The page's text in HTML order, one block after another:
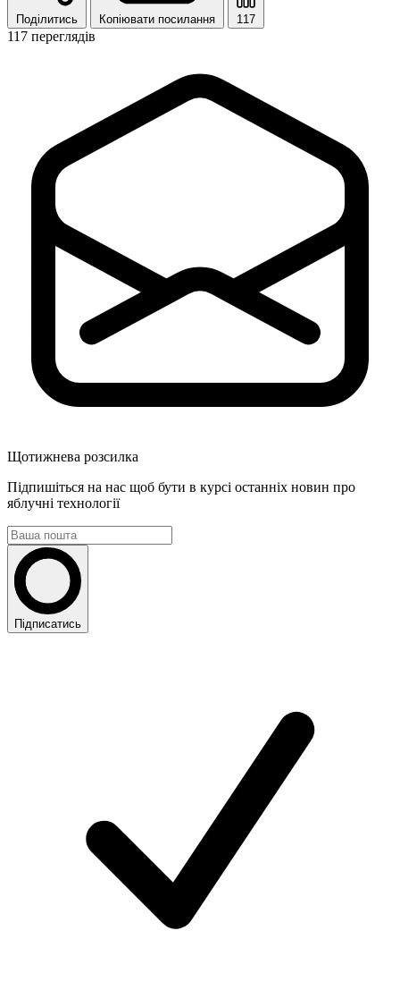
Поділитись Копіювати посилання 117
117 переглядів
Щотижнева розсилка
Підпишіться на нас щоб бути в курсі останніх новин про
яблучні технології
Підписатись